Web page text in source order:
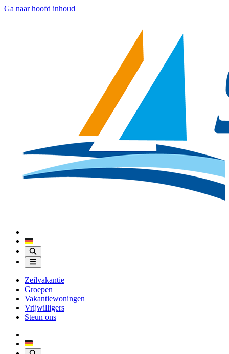
Ga naar hoofd inhoud
Zeilvakantie
Groepen
Vakantiewoningen
Vrijwilligers
Steun ons